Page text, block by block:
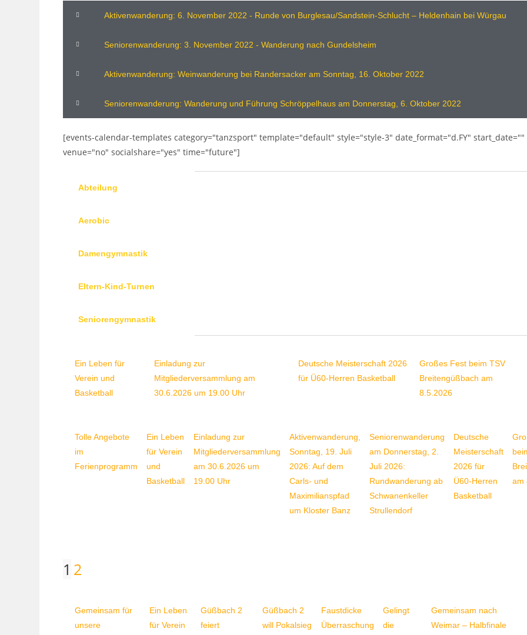
Aktivenwanderung: 6. November 2022 - Runde von Burglesau/Sandstein-Schlucht – Heldenhain bei Würgau
Seniorenwanderung: 3. November 2022 - Wanderung nach Gundelsheim
Aktivenwanderung: Weinwanderung bei Randersacker am Sonntag, 16. Oktober 2022
Seniorenwanderung: Wanderung und Führung Schröppelhaus am Donnerstag, 6. Oktober 2022
[events-calendar-templates category="tanzsport" template="default" style="style-3" date_format="d.FY"
venue="no" socialshare="yes" time="future"]
Abteilung
Aerobic
Damengymnastik
Eltern-Kind-Turnen
Seniorengymnastik
Ein Leben für
Verein und
Basketball
Einladung zur
Mitgliederversammlung am
30.6.2026 um 19.00 Uhr
Deutsche Meisterschaft 2026
für Ü60-Herren Basketball
Großes Fest beim TSV
Breitengüßbach am
8.5.2026
Tolle Angebote
im
Ferienprogramm
Ein Leben
für Verein
und
Basketball
Einladung zur
Mitgliederversammlung
am 30.6.2026 um
19.00 Uhr
Aktivenwanderung,
Sonntag, 19. Juli
2026: Auf dem
Carls- und
Maximilianspfad
um Kloster Banz
Seniorenwanderung
am Donnerstag, 2.
Juli 2026:
Rundwanderung ab
Schwanenkeller
Strullendorf
Deutsche
Meisterschaft
2026 für
Ü60-Herren
Basketball
am
1 2
Gemeinsam für
unsere
Ein Leben
für Verein
Güßbach 2
feiert
Güßbach 2
will Pokalsieg
Faustdicke
Überraschung
Gelingt
die
Gemeinsam nach
Weimar – Halbfinale